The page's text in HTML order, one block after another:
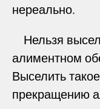
нереально.
Нельзя
алиментном
Выселить
прекращению